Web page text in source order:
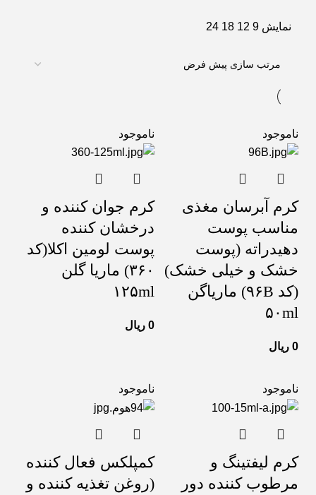
نمایش 9
12
18
24
ناموجود
کرم آبرسان مغذی
مناسب پوست
دهیدراته (پوست
خشک و خیلی خشک)
(کد ۹۶B) ماریاگن
۵۰ml
0 ریال
ناموجود
کرم جوان کننده و
درخشان کننده
پوست لومین اکلا(کد
۳۶۰) ماریا گلن
۱۲۵ml
0 ریال
ناموجود
کرم لیفتینگ و
مرطوب کننده دور
ناموجود
کمپلکس فعال کننده
(روغن تغذیه کننده و